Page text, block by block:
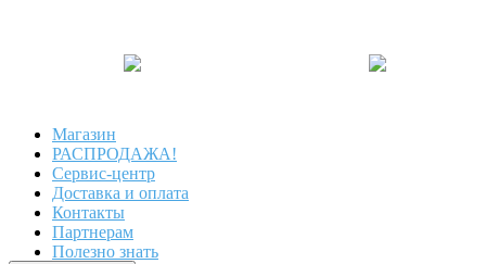
Магазин
РАСПРОДАЖА!
Сервис-центр
Доставка и оплата
Контакты
Партнерам
Полезно знать